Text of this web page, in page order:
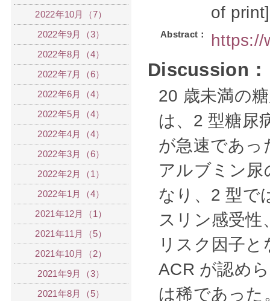
of print]
Abstract： https://
Discussion：
20 歳未満の
は、2 型糖尿
が急速であっ
アルブミン尿
なり、2 型で
スリン感受
リスク因子と
ACR が認め
は稀であった
2022年10月（7）
2022年9月（3）
2022年8月（4）
2022年7月（6）
2022年6月（4）
2022年5月（4）
2022年4月（4）
2022年3月（6）
2022年2月（1）
2022年1月（4）
2021年12月（1）
2021年11月（5）
2021年10月（2）
2021年9月（3）
2021年8月（5）